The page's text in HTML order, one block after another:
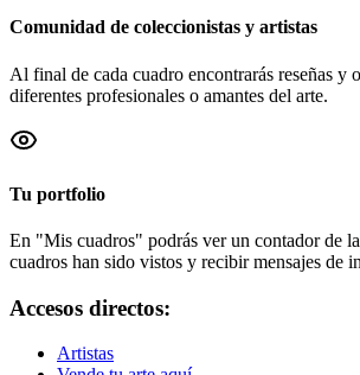
Comunidad de coleccionistas y artistas
Al final de cada cuadro encontrarás reseñas y
diferentes profesionales o amantes del arte.
Tu portfolio
En "Mis cuadros" podrás ver un contador de
cuadros han sido vistos y recibir mensajes de
Accesos directos:
Artistas